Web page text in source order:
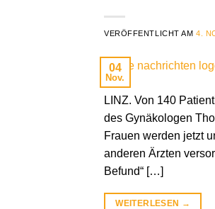
VERÖFFENTLICHT AM4.
04
Nov.
LINZ. Von 140
des Gynäkologen
Frauen werden jetzt
anderen Ärzten
Befund“ […]
WEITERLESEN →